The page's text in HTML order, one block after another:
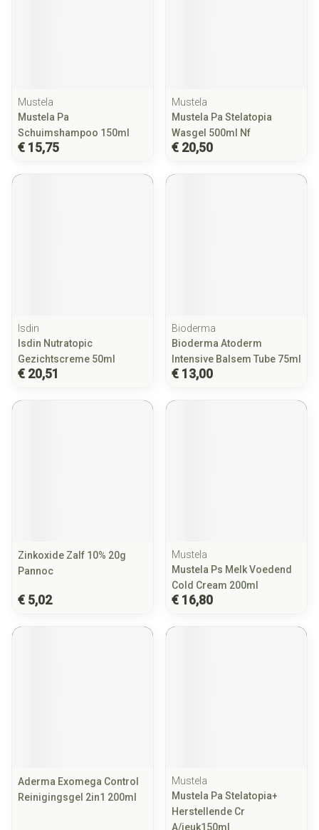
Mustela
Mustela Pa
Schuimshampoo 150ml
€ 15,75
Mustela
Mustela Pa Stelatopia
Wasgel 500ml Nf
€ 20,50
Isdin
Isdin Nutratopic
Gezichtscreme 50ml
€ 20,51
Bioderma
Bioderma Atoderm
Intensive Balsem Tube 75ml
€ 13,00
Zinkoxide Zalf 10% 20g
Pannoc
€ 5,02
Mustela
Mustela Ps Melk Voedend
Cold Cream 200ml
€ 16,80
Aderma Exomega Control
Reinigingsgel 2in1 200ml
Mustela
Mustela Pa Stelatopia+
Herstellende Cr
A/jeuk150ml